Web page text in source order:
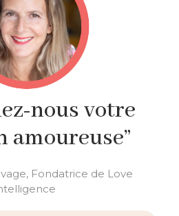
nous votre
amoureuse”
Fondatrice de Love